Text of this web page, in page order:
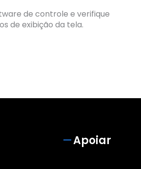
de controle e verifique
de exibição da tela.
Apoiar